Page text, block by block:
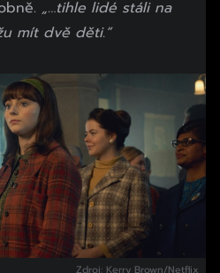
„…tihle lidé stáli na
mít dvě děti.“